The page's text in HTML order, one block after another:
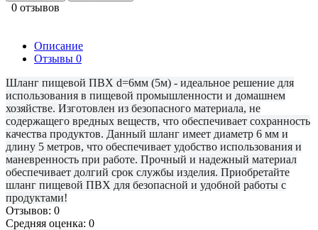
0 отзывов
Описание
Отзывы 0
Шланг пищевой ПВХ d=6мм (5м) - идеальное решение для
использования в пищевой промышленности и домашнем
хозяйстве. Изготовлен из безопасного материала, не
содержащего вредных веществ, что обеспечивает сохранность
качества продуктов. Данный шланг имеет диаметр 6 мм и
длину 5 метров, что обеспечивает удобство использования и
маневренность при работе. Прочный и надежный материал
обеспечивает долгий срок службы изделия. Приобретайте
шланг пищевой ПВХ для безопасной и удобной работы с
продуктами!
Отзывов: 0
Средняя оценка: 0